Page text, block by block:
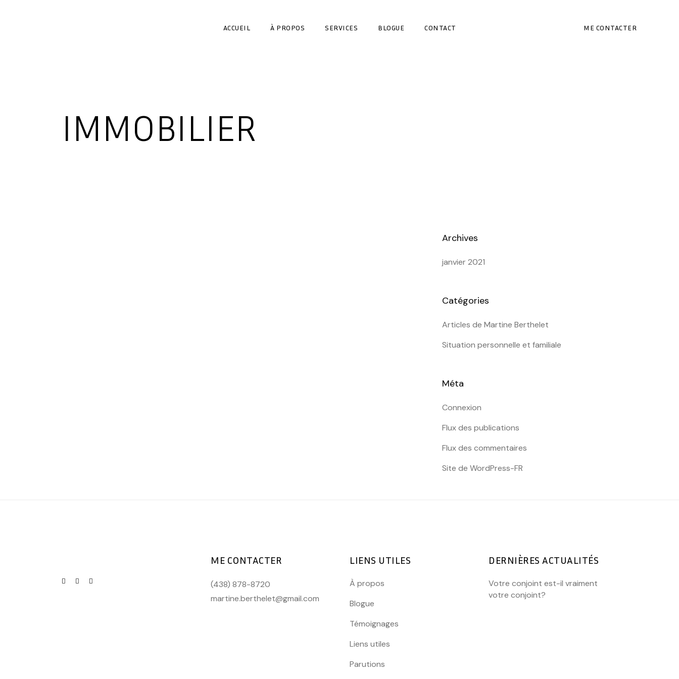
ME CONTACTER
ACCUEIL À PROPOS SERVICES BLOGUE CONTACT
IMMOBILIER
Archives
janvier 2021
Catégories
Articles de Martine Berthelet
Situation personnelle et familiale
Méta
Connexion
Flux des publications
Flux des commentaires
Site de WordPress-FR
ME CONTACTER
(438) 878-8720
martine.berthelet@gmail.com
LIENS UTILES
À propos
Blogue
Témoignages
Liens utiles
Parutions
DERNIÈRES ACTUALITÉS
Votre conjoint est-il vraiment
votre conjoint?